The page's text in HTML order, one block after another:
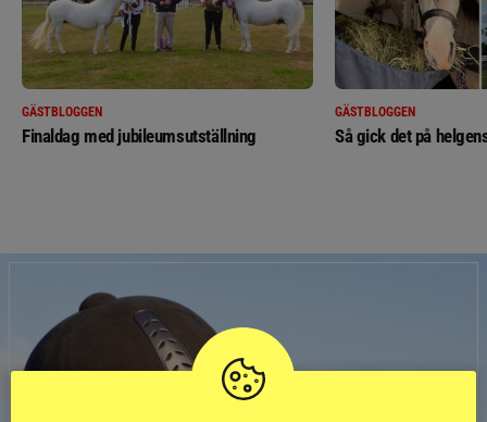
GÄSTBLOGGEN
Finaldag med jubileumsutställning
GÄSTBLOGGEN
Så gick det på